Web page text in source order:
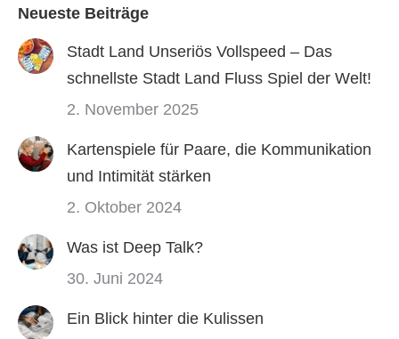
Neueste Beiträge
Stadt Land Unseriös Vollspeed – Das
schnellste Stadt Land Fluss Spiel der Welt!
2. November 2025
Kartenspiele für Paare, die Kommunikation
und Intimität stärken
2. Oktober 2024
Was ist Deep Talk?
30. Juni 2024
Ein Blick hinter die Kulissen